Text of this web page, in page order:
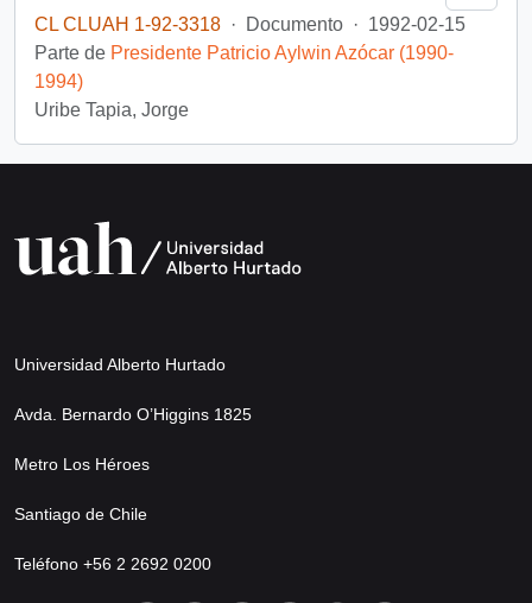
CL CLUAH 1-92-3318 · Documento · 1992-02-15
Parte de Presidente Patricio Aylwin Azócar (1990-
1994)
Uribe Tapia, Jorge
Universidad Alberto Hurtado
Avda. Bernardo O’Higgins 1825
Metro Los Héroes
Santiago de Chile
Teléfono +56 2 2692 0200